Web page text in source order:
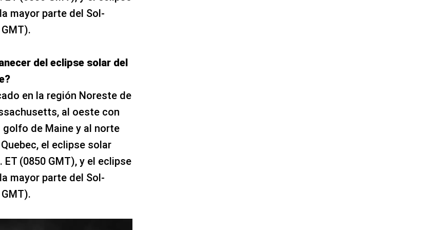
mayor parte del Sol-
del eclipse solar del
en la región Noreste de
al oeste con
de Maine y al norte
el eclipse solar
(0850 GMT), y el eclipse
mayor parte del Sol-